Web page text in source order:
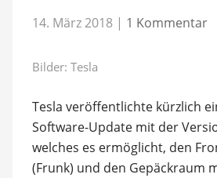
14. März 2018 | 1 Kommentar
Bilder: Tesla
Tesla veröffentlichte kürzlich
Software-Update mit der
welches es ermöglicht, den
(Frunk) und den Gepäckraum